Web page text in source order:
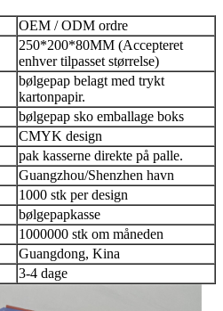
OEM / ODM ordre
250*200*80MM (Accepteret
enhver tilpasset størrelse)
bølgepap belagt med trykt
kartonpapir.
bølgepap sko emballage boks
CMYK design
pak kasserne direkte på palle.
Guangzhou/Shenzhen havn
1000 stk per design
bølgepapkasse
1000000 stk om måneden
Guangdong, Kina
3-4 dage